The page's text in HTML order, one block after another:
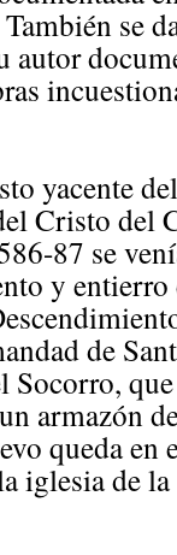
se
autor
yacente
Cristo del
87 se
y
de
Socorro,
armazón
queda
iglesia de